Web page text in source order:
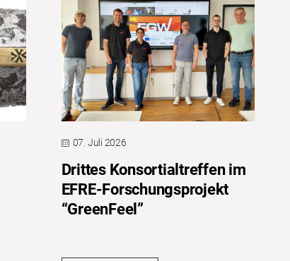
07. Juli 2026
Drittes Konsortialtreffen im
EFRE-Forschungsprojekt
“GreenFeel”